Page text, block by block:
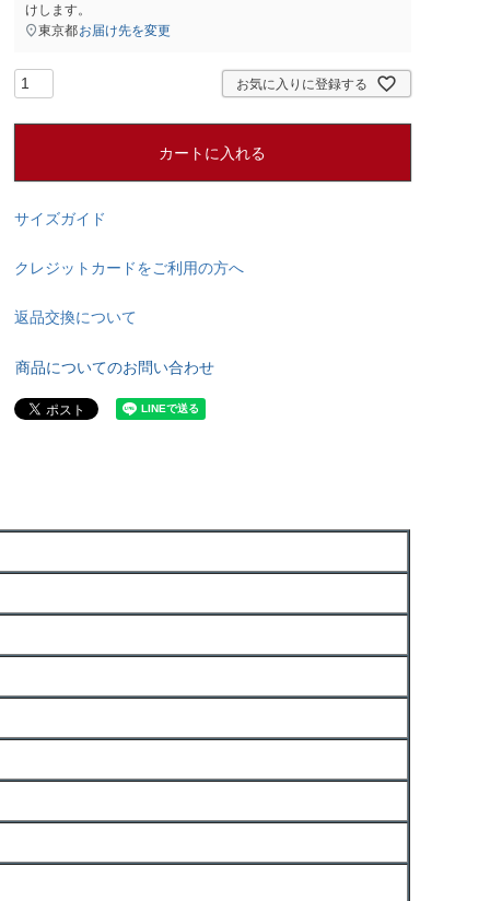
けします。
東京都お届け先を変更
お気に入りに登録する
カートに入れる
サイズガイド
クレジットカードをご利用の方へ
返品交換について
商品についてのお問い合わせ